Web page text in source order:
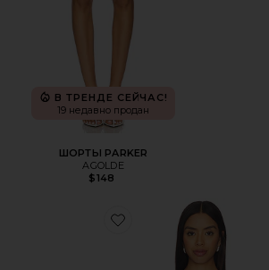
В ТРЕНДЕ СЕЙЧАС!
19 недавно продан
ШОРТЫ PARKER
AGOLDE
$148
Favorite ТОП LEIGH